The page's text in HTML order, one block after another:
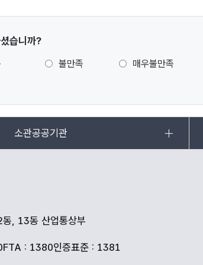
습니까?
불만족 매우불만족
소관공공기관
, 13동 산업통상부
FTA : 1380인증표준 : 1381